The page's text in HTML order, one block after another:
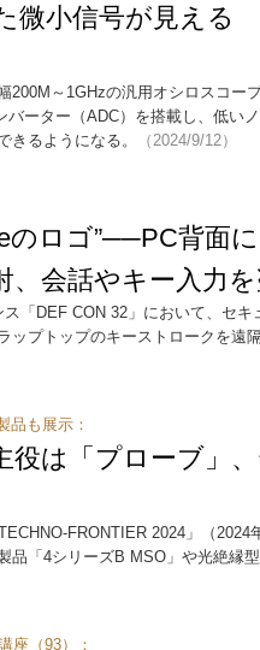
微小信号が見える
200M～1GHzの汎用オシロスコー
バーター（ADC）を搭載し、低い
きるようになる。
（2024/9/12）
のロゴ”──PC背面
、会話やキー入力
「DEF CON 32」において、セ
ップトップのキーストロークを遠
品も展示：
役は「プローブ」
FRONTIER 2024」（2024
品「4シリーズB MSO」や光絶縁
座（93）：